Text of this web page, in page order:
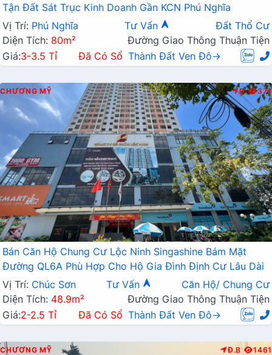
Tận Đất Sát Trục Kinh Doanh Gần KCN Phú Nghĩa
Vị Trí: Phú Nghĩa Tư Vấn
Đất Thổ Cư
Diện Tích: 80m²
Đường Giao Thông Thuận Tiện
Giá:3-3.5 Tỉ Đã Có Sổ Thành Đất Ven Đô→
CHƯƠNG MỸ Đ 377
Bán Căn Hộ Chung Cư Lộc Ninh Singashine Bám Mặt
Đường QL6A Phù Hợp Cho Hộ Gia Đình Định Cư Lâu Dài
Vị Trí: Chúc Sơn Tư Vấn
Căn Hộ/ Chung Cư
Diện Tích: 48.9m²
Đường Giao Thông Thuận Tiện
Giá:2-2.5 Tỉ Đã Có Sổ Thành Đất Ven Đô→
CHƯƠNG MỸ Đ.B 1461